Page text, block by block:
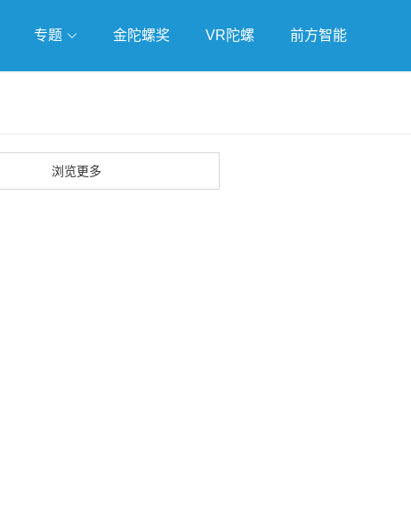
专题 金陀螺奖 VR陀螺 前方智能
浏览更多